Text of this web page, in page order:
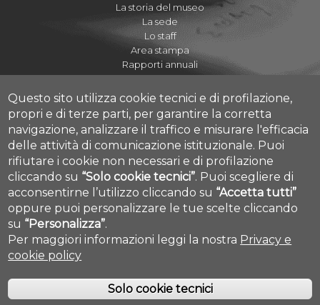
La storia del museo
La sede
Lo staff
Area stampa
Rapporti annuali
Regolamenti
Quaderni del Museo
Journal of Paleopathology
Proposte didattiche A.S. 2020-2021
Cookie settings
I Cicli dell'Arte
Questo sito utilizza cookie tecnici e di profilazione,
propri e di terze parti, per garantire la corretta
navigazione, analizzare il traffico e misurare l'efficacia
delle attività di comunicazione istituzionale. Puoi
rifiutare i cookie non necessari e di profilazione
cliccando su “Solo cookie tecnici”. Puoi scegliere di
acconsentirne l’utilizzo cliccando su “Accetta tutti”
oppure puoi personalizzare le tue scelte cliccando
su “Personalizza”.
Per maggiori informazioni leggi la nostra Privacy e
cookie policy
Solo cookie tecnici